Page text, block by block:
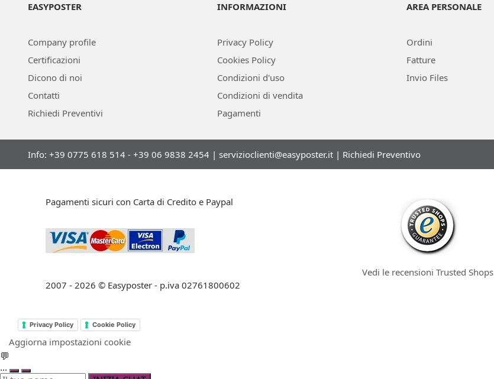
EASYPOSTER
Company profile
Certificazioni
Dicono di noi
Contatti
Richiedi Preventivi
INFORMAZIONI
Privacy Policy
Cookies Policy
Condizioni d'uso
Condizioni di vendita
Pagamenti
AREA PERSONALE
Ordini
Fatture
Invio Files
Info: +39 0775 618 514 - +39 06 9838 2454 | servizioclienti@easyposter.it | Richiedi Preventivo
Pagamenti sicuri con Carta di Credito e Paypal
2007 - 2026 © Easyposter - p.iva 02761800602
Vedi le recensioni Trusted Shops
Privacy Policy Cookie Policy
Aggiorna impostazioni cookie
💬
...